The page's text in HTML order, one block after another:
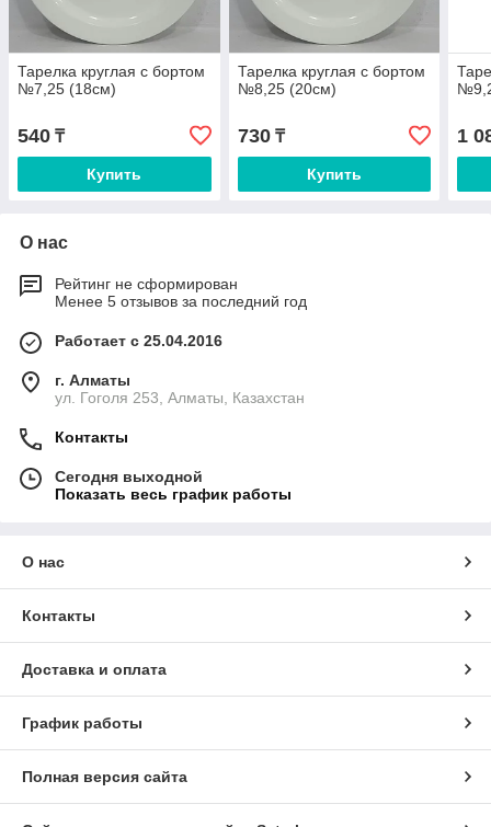
Тарелка круглая с бортом
№7,25 (18см)
540 ₸
Купить
Тарелка круглая с бортом
№8,25 (20см)
730₸
Купить
1
О нас
Рейтинг не сформирован
Менее 5 отзывов за последний год
Работает с 25.04.2016
г. Алматы
ул. Гоголя 253, Алматы, Казахстан
Контакты
Сегодня выходной
Показать весь график работы
О нас
Контакты
Доставка и оплата
График работы
Полная версия сайта